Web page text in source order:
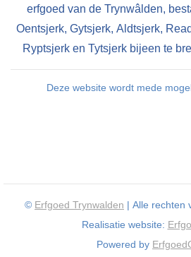
erfgoed van de Trynwâlden,
Oentsjerk, Gytsjerk, Aldtsjerk,
Ryptsjerk en Tytsjerk bijeen te
Deze website wordt mede
© Erfgoed Trynwalden | Alle rechten
Realisatie website:
Powered by